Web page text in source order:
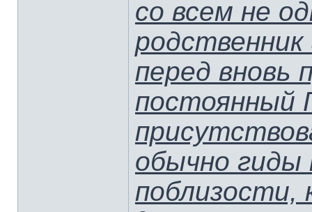
со всем не
перед вновь
постоянный
обычно гиды
поблизости,